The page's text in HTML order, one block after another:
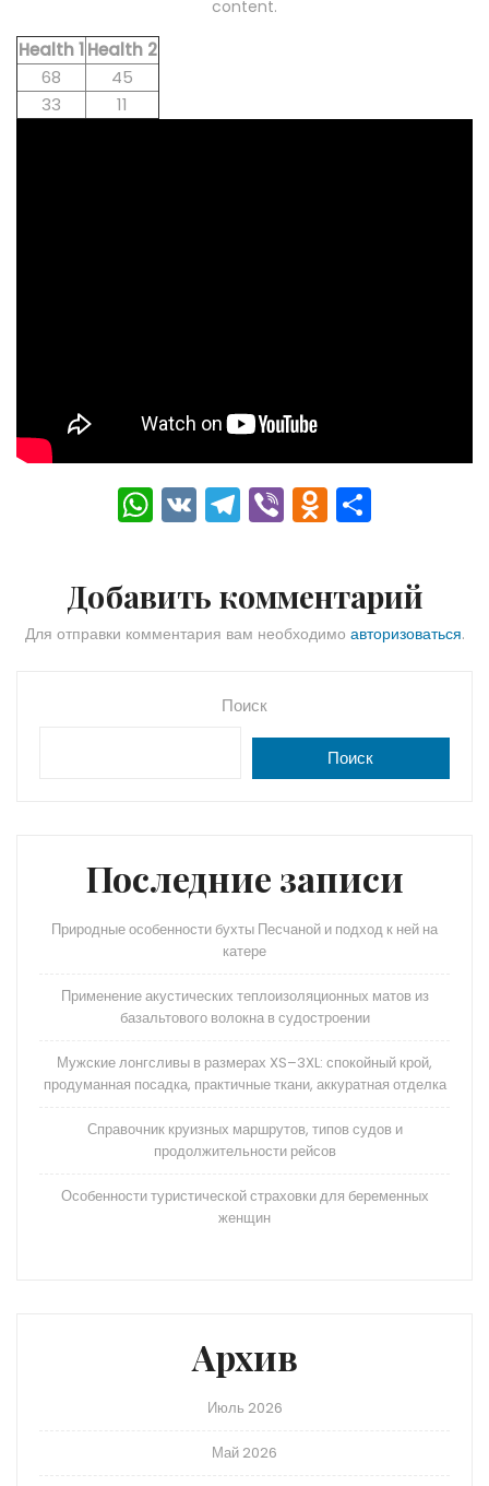
content.
Health 1Health 2
68
45
33
11
W
h
ts
A
V
K
T
el
gr
a
Vi
b
O
d
o
kl
s
ni
а
в
Добавить комментарий
Для отправки комментария вам необходимо авторизоваться.
Поиск
Поиск
Последние записи
Природные особенности бухты Песчаной и подход к ней на
катере
Применение акустических теплоизоляционных матов из
базальтового волокна в судостроении
Мужские лонгсливы в размерах XS–3XL: спокойный крой,
продуманная посадка, практичные ткани, аккуратная отделка
Справочник круизных маршрутов, типов судов и
продолжительности рейсов
Особенности туристической страховки для беременных
женщин
Архив
Июль 2026
Май 2026